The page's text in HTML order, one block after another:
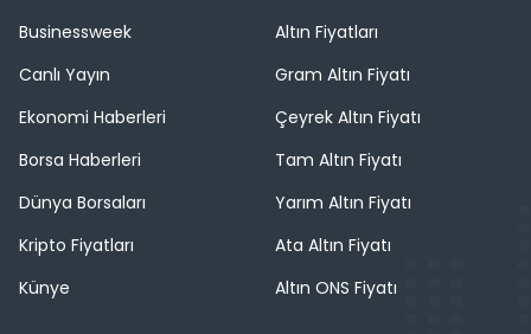
Businessweek
Canlı Yayın
Ekonomi Haberleri
Borsa Haberleri
Dünya Borsaları
Kripto Fiyatları
Künye
Altın Fiyatları
Gram Altın Fiyatı
Çeyrek Altın Fiyatı
Tam Altın Fiyatı
Yarım Altın Fiyatı
Ata Altın Fiyatı
Altın ONS Fiyatı